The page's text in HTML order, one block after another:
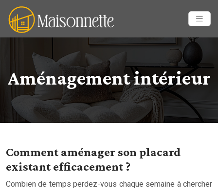
Aménagement intérieur
Comment aménager son placard
existant efficacement ?
Combien de temps perdez-vous chaque semaine à chercher